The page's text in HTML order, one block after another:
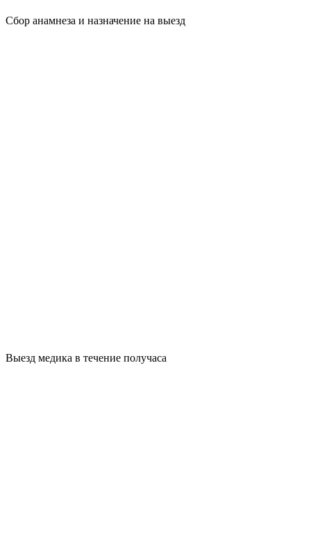
Сбор анамнеза и назначение на выезд
Выезд медика в течение получаса